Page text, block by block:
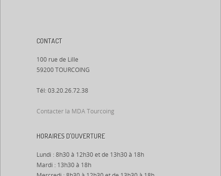
CONTACT
100 rue de Lille
59200 TOURCOING
Tél: 03.20.26.72.38
Contacter la MDA Tourcoing
HORAIRES D’OUVERTURE
Lundi : 8h30 à 12h30 et de 13h30 à 18h
Mardi : 13h30 à 18h